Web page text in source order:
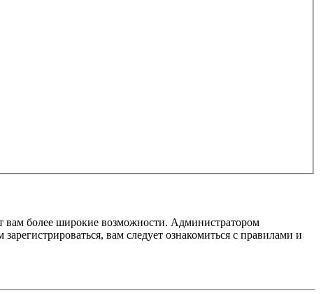
вам более широкие возможности. Администратором
вам следует ознакомиться с правилами и